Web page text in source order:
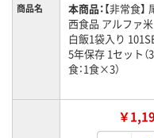
商品名 本商品：【非常食】
西食品 アルファ米
白飯1袋入り
5年保存 1セット（3
食：1食×3）
￥